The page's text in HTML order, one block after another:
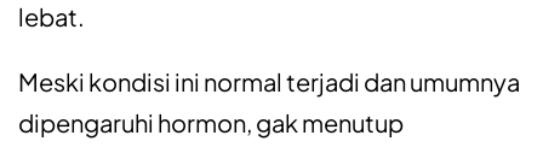
lebat.
Meski kondisi ini normal terjadi dan umumnya
dipengaruhi hormon, gak menutup